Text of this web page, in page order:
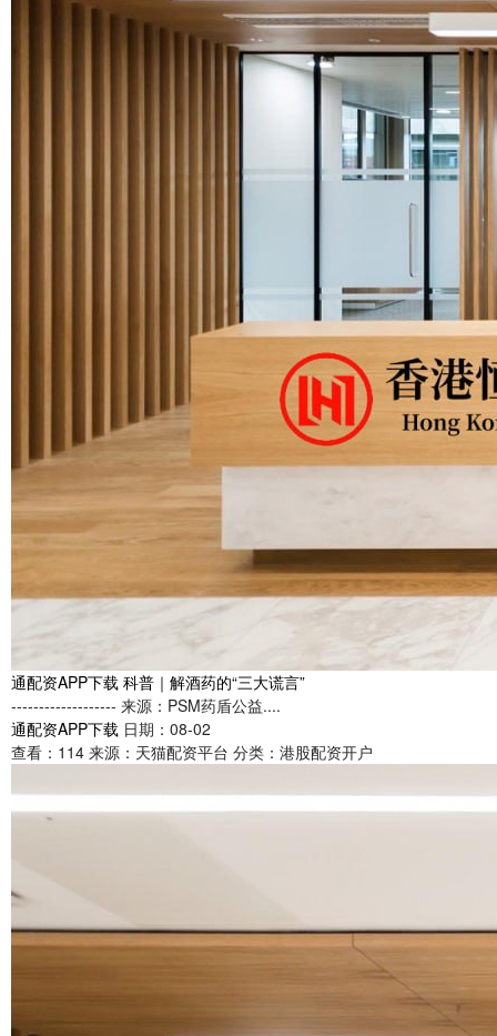
通配资APP下载 科普｜解酒药的“三大谎言”
------------------- 来源：PSM药盾公益....
通配资APP下载 日期：08-02
查看： 114 来源： 天猫配资平台 分类： 港股配资开户